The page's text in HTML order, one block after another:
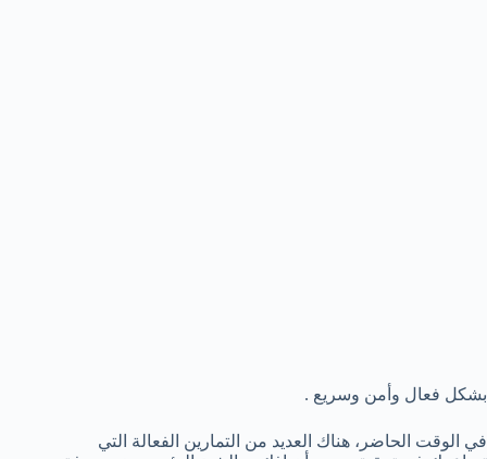
بشكل فعال وأمن وسريع .
في الوقت الحاضر، هناك العديد من التمارين الفعالة التي